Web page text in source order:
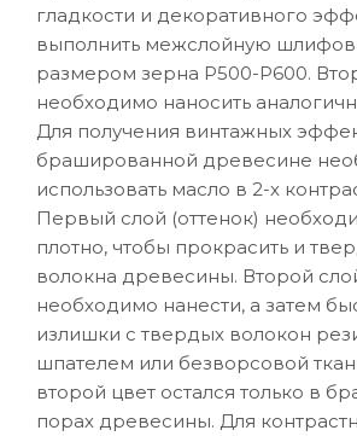
гладкости и декоративного
выполнить межслойную
размером зерна P500-P600.
необходимо наносить
Для получения винтажных
брашированной древесине
использовать масло в 2-х
Первый слой (оттенок)
плотно, чтобы прокрасить и
волокна древесины. Второй
необходимо нанести, а затем
излишки с твердых волокон
шпателем или безворсовой
второй цвет остался только в
порах древесины. Для